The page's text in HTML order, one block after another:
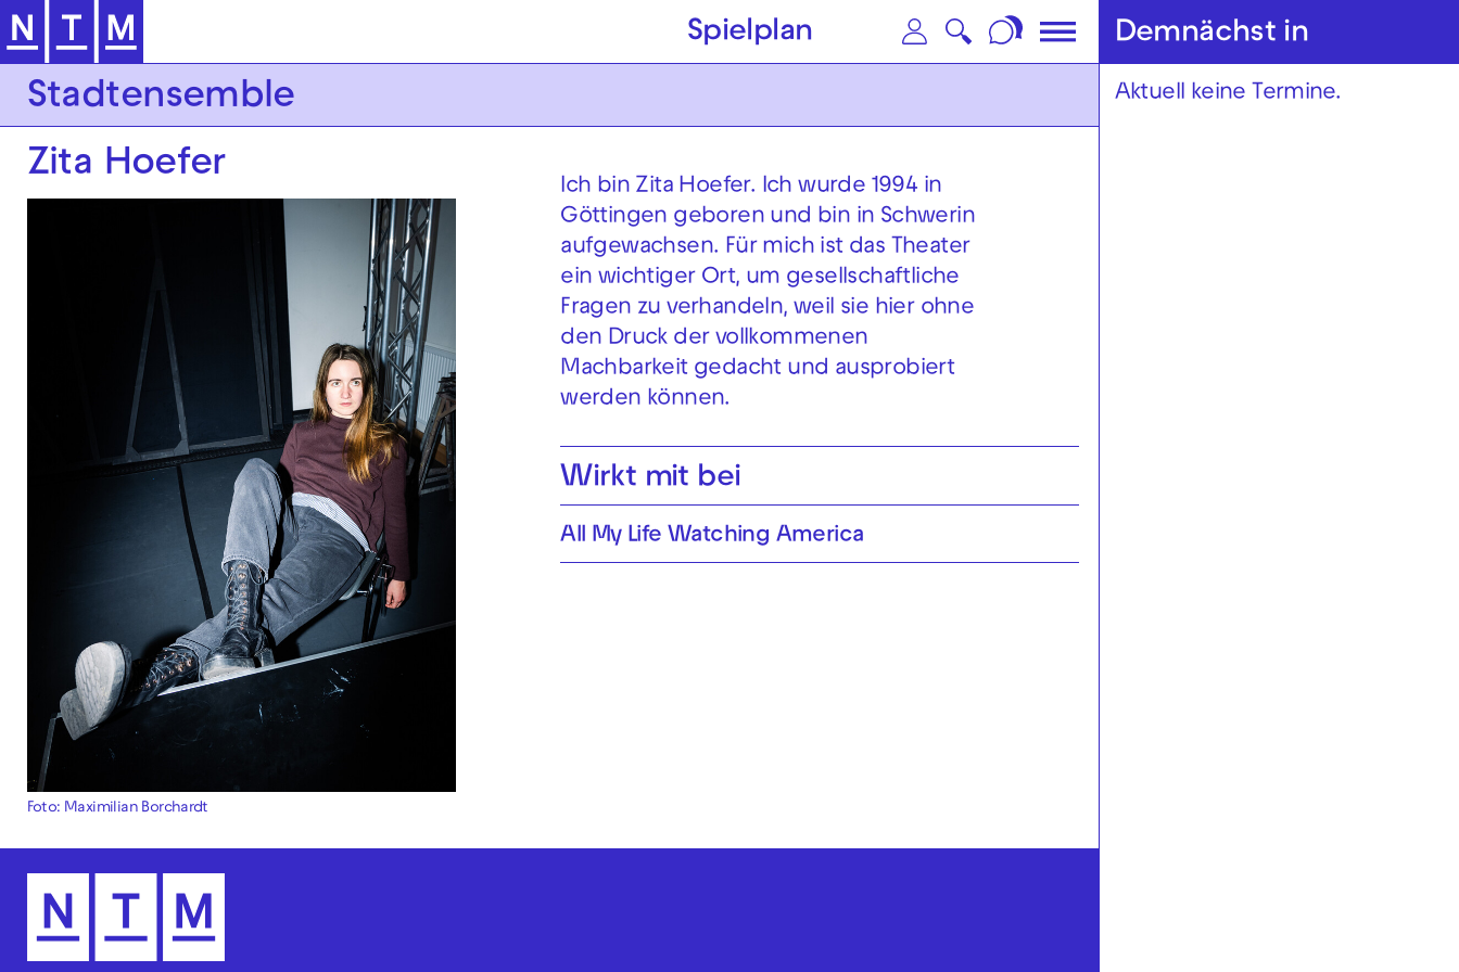
Zur Hauptnavigation springen Zum Hauptinhalt springen Zum Footer springen
Spielplan
Stadtensemble
Zita Hoefer
Foto: Maximilian Borchardt
Ich bin Zita Hoefer. Ich wurde 1994 in
Göttingen geboren und bin in Schwerin
aufgewachsen. Für mich ist das Theater
ein wichtiger Ort, um gesellschaftliche
Fragen zu verhandeln, weil sie hier ohne
den Druck der vollkommenen
Machbarkeit gedacht und ausprobiert
werden können.
Wirkt mit bei
All My Life Watching America
Demnächst in
Aktuell keine Termine.